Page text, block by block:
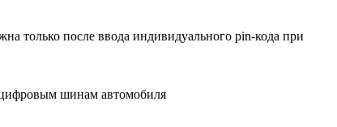
только после ввода индивидуального pin-кода при
цифровым шинам автомобиля